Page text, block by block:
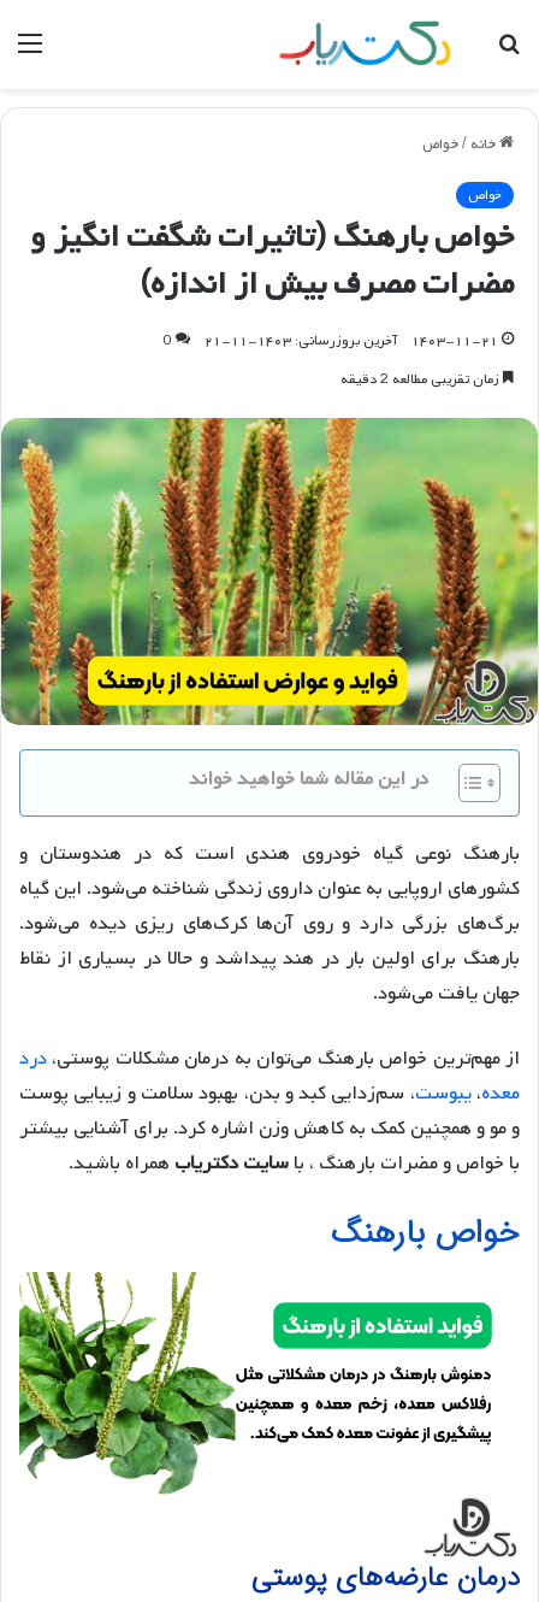
جستجو
خانه /خواص
خواص
خواص بارهنگ (تاثیرات شگفت انگیز و
مضرات مصرف بیش از اندازه)
۱۴۰۳-۱۱-۲۱ آخرین بروزرسانی: ۱۴۰۳-۱۱-۲۱
0
زمان تقریبی مطالعه 2 دقیقه
در این مقاله شما خواهید خواند
بارهنگ نوعی گیاه خودروی هندی است که در هندوستان و
کشورهای اروپایی به عنوان داروی زندگی شناخته می‌شود. این گیاه
برگ‌های بزرگی دارد و روی آن‌ها کرک‌های ریزی دیده می‌شود.
بارهنگ برای اولین بار در هند پیداشد و حالا در بسیاری از نقاط
جهان یافت می‌شود.
از مهم‌ترین خواص بارهنگ می‌توان به درمان مشکلات پوستی،درد
معده،یبوست، سم‌زدایی کبد و بدن، بهبود سلامت و زیبایی پوست
و مو و همچنین کمک به کاهش وزن اشاره کرد. برای آشنایی بیشتر
با خواص و مضرات بارهنگ ، باسایت دکتریاب همراه باشید.
خواص بارهنگ
درمان عارضه‌های پوستی